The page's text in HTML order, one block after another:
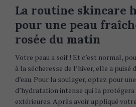
La routine skincare
pour une peau
rosée du matin
Votre peau a soif ! Et c’est normal,
à la sécheresse de l’hiver, elle a puisé
d’eau. Pour la soulager, optez pour
d’hydratation intense qui la protégera
extérieures. Après avoir appliqué